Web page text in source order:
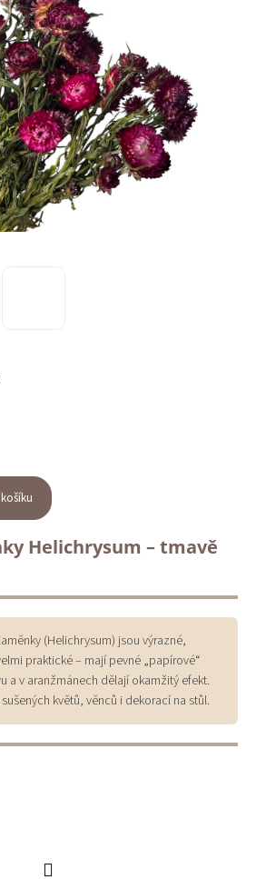
Helichrysum – tmavě
(Helichrysum) jsou výrazné,
praktické – mají pevné „papírové“
a v aranžmánech dělají okamžitý efekt.
květů, věnců i dekorací na stůl.